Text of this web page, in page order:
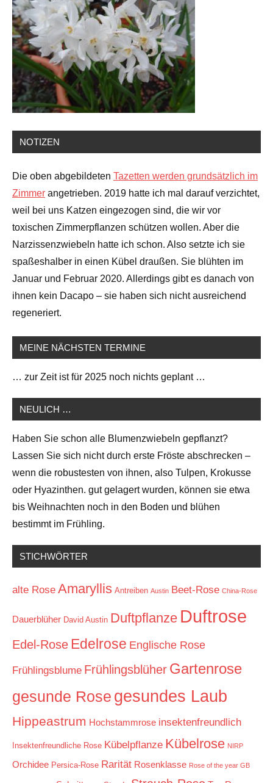
NOTIZEN
Die oben abgebildeten Tazetten werden grundsätzlich im
Zimmer angetrieben. 2019 hatte ich mal darauf verzichtet,
weil bei uns Katzen eingezogen sind, die wir vor
toxischen Zimmerpflanzen schützen wollen. Aber die
Narzissenzwiebeln hatte ich schon. Also setzte ich sie
spaßeshalber in einen Kübel draußen. Sie blühten im
Januar und Februar 2020. Allerdings gibt es danach von
ihnen kein Dacapo – sie haben sich nicht ausreichend
regeneriert.
MEINE NÄCHSTEN TERMINE
… zur Zeit ist für 2025 noch nichts geplant …
NEULICH …
Haben Sie schon alle Blumenzwiebeln gepflanzt?
Lassen Sie sich nicht durch erste Fröste abschrecken –
wenn die robustesten von ihnen, also Tulpen, Krokusse
oder Hyazinthen. gut gelagert wurden, können sie etwa
bis Weihnachten noch in den Boden und blühen
bestimmt im Frühling.
STICHWÖRTER
alte Rose Amaryllis Antreiben Austin Beet-Rose China-Rose
Dauerblüher David Austin Duftpflanze Duftrose
Edel-Rose Edelrose Englische Rose
Frühlingsblume Frühlingsblüher Gartenrose
gesunde Rose gesundes Laub
Hippeastrum Hochstammrose insektenfreundlich
Insektenfreundliche Rose Kübelpflanze Kübelrose NIRP
Orchidee Persica-Rose Rarität Rosenklasse Rose of the year GB